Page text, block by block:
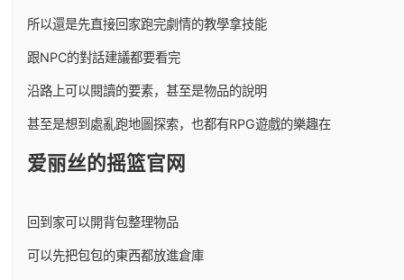
所以還是先直接回家跑完劇情的教學拿技能
跟NPC的對話建議都要看完
沿路上可以閱讀的要素，甚至是物品的說明
甚至是想到處亂跑地圖探索，也都有RPG遊戲的樂趣在
爱丽丝的摇篮官网
回到家可以開背包整理物品
可以先把包包的東西都放進倉庫